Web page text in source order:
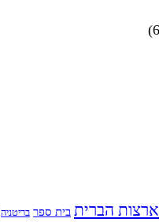
ארצות הברית בית ספר בריטניה